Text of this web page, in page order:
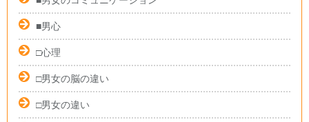
■男心
□心理
□男女の脳の違い
□男女の違い